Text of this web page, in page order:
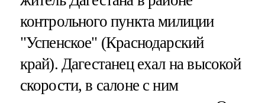
контрольного пункта милиции
"Успенское" (Краснодарский
край). Дагестанец ехал на высокой
скорости, в салоне с ним